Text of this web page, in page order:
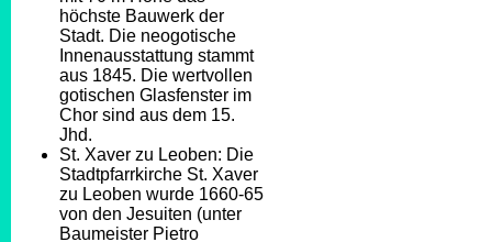
höchste Bauwerk der
Stadt. Die neogotische
Innenausstattung stammt
aus 1845. Die wertvollen
gotischen Glasfenster im
Chor sind aus dem 15.
Jhd.
St. Xaver zu Leoben: Die
Stadtpfarrkirche St. Xaver
zu Leoben wurde 1660-65
von den Jesuiten (unter
Baumeister Pietro